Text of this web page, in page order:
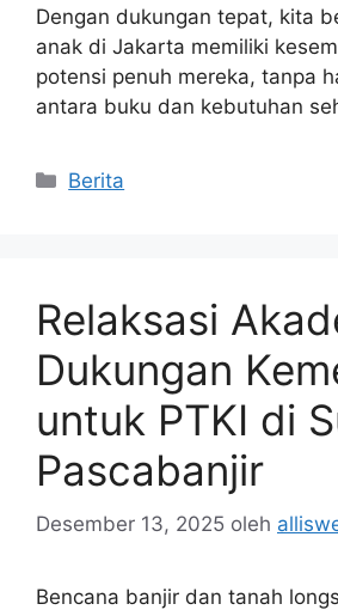
Dengan dukungan tepat, kita
anak di Jakarta memiliki
potensi penuh mereka, tanpa
antara buku dan kebutuhan
Kategori
Berita
Relaksasi
Dukungan
untuk PTKI di
Pascabanjir
Desember 13, 2025 oleh
Bencana banjir dan tanah